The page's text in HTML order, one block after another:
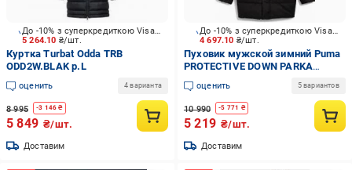
5 264.10 ₴/шт.
До -10% з суперкредиткою Visa Вигода
Куртка Turbat Odda TRB
ODD2W.BLAK р.L
оценить 4 варианта
8 995 -3 146 ₴
5 849 ₴/шт.
Доставим
4 697.10 ₴/шт.
До -10% з суперкредиткою Visa Вигода
Пуховик мужской зимний Puma
PROTECTIVE DOWN PARKA
62646601 р.2XL черный
оценить 5 вариантов
10 990 -5 771 ₴
5 219 ₴/шт.
Доставим